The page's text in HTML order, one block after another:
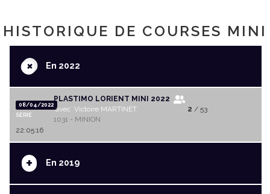
HISTORIQUE DE COURSES MINI
+En 2022
08/04/2022
SERIE
PLASTIMO LORIENT MINI 2022
avec Victoire MARTINET
1031 - MINION
2 / 53
22:05:16
+ En 2019